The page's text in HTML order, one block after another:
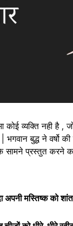
कोई व्यक्ति नही है ,
भगवान बुद्ध ने
सामने प्रस्तुत करने
अपनी मस्तिष्क को